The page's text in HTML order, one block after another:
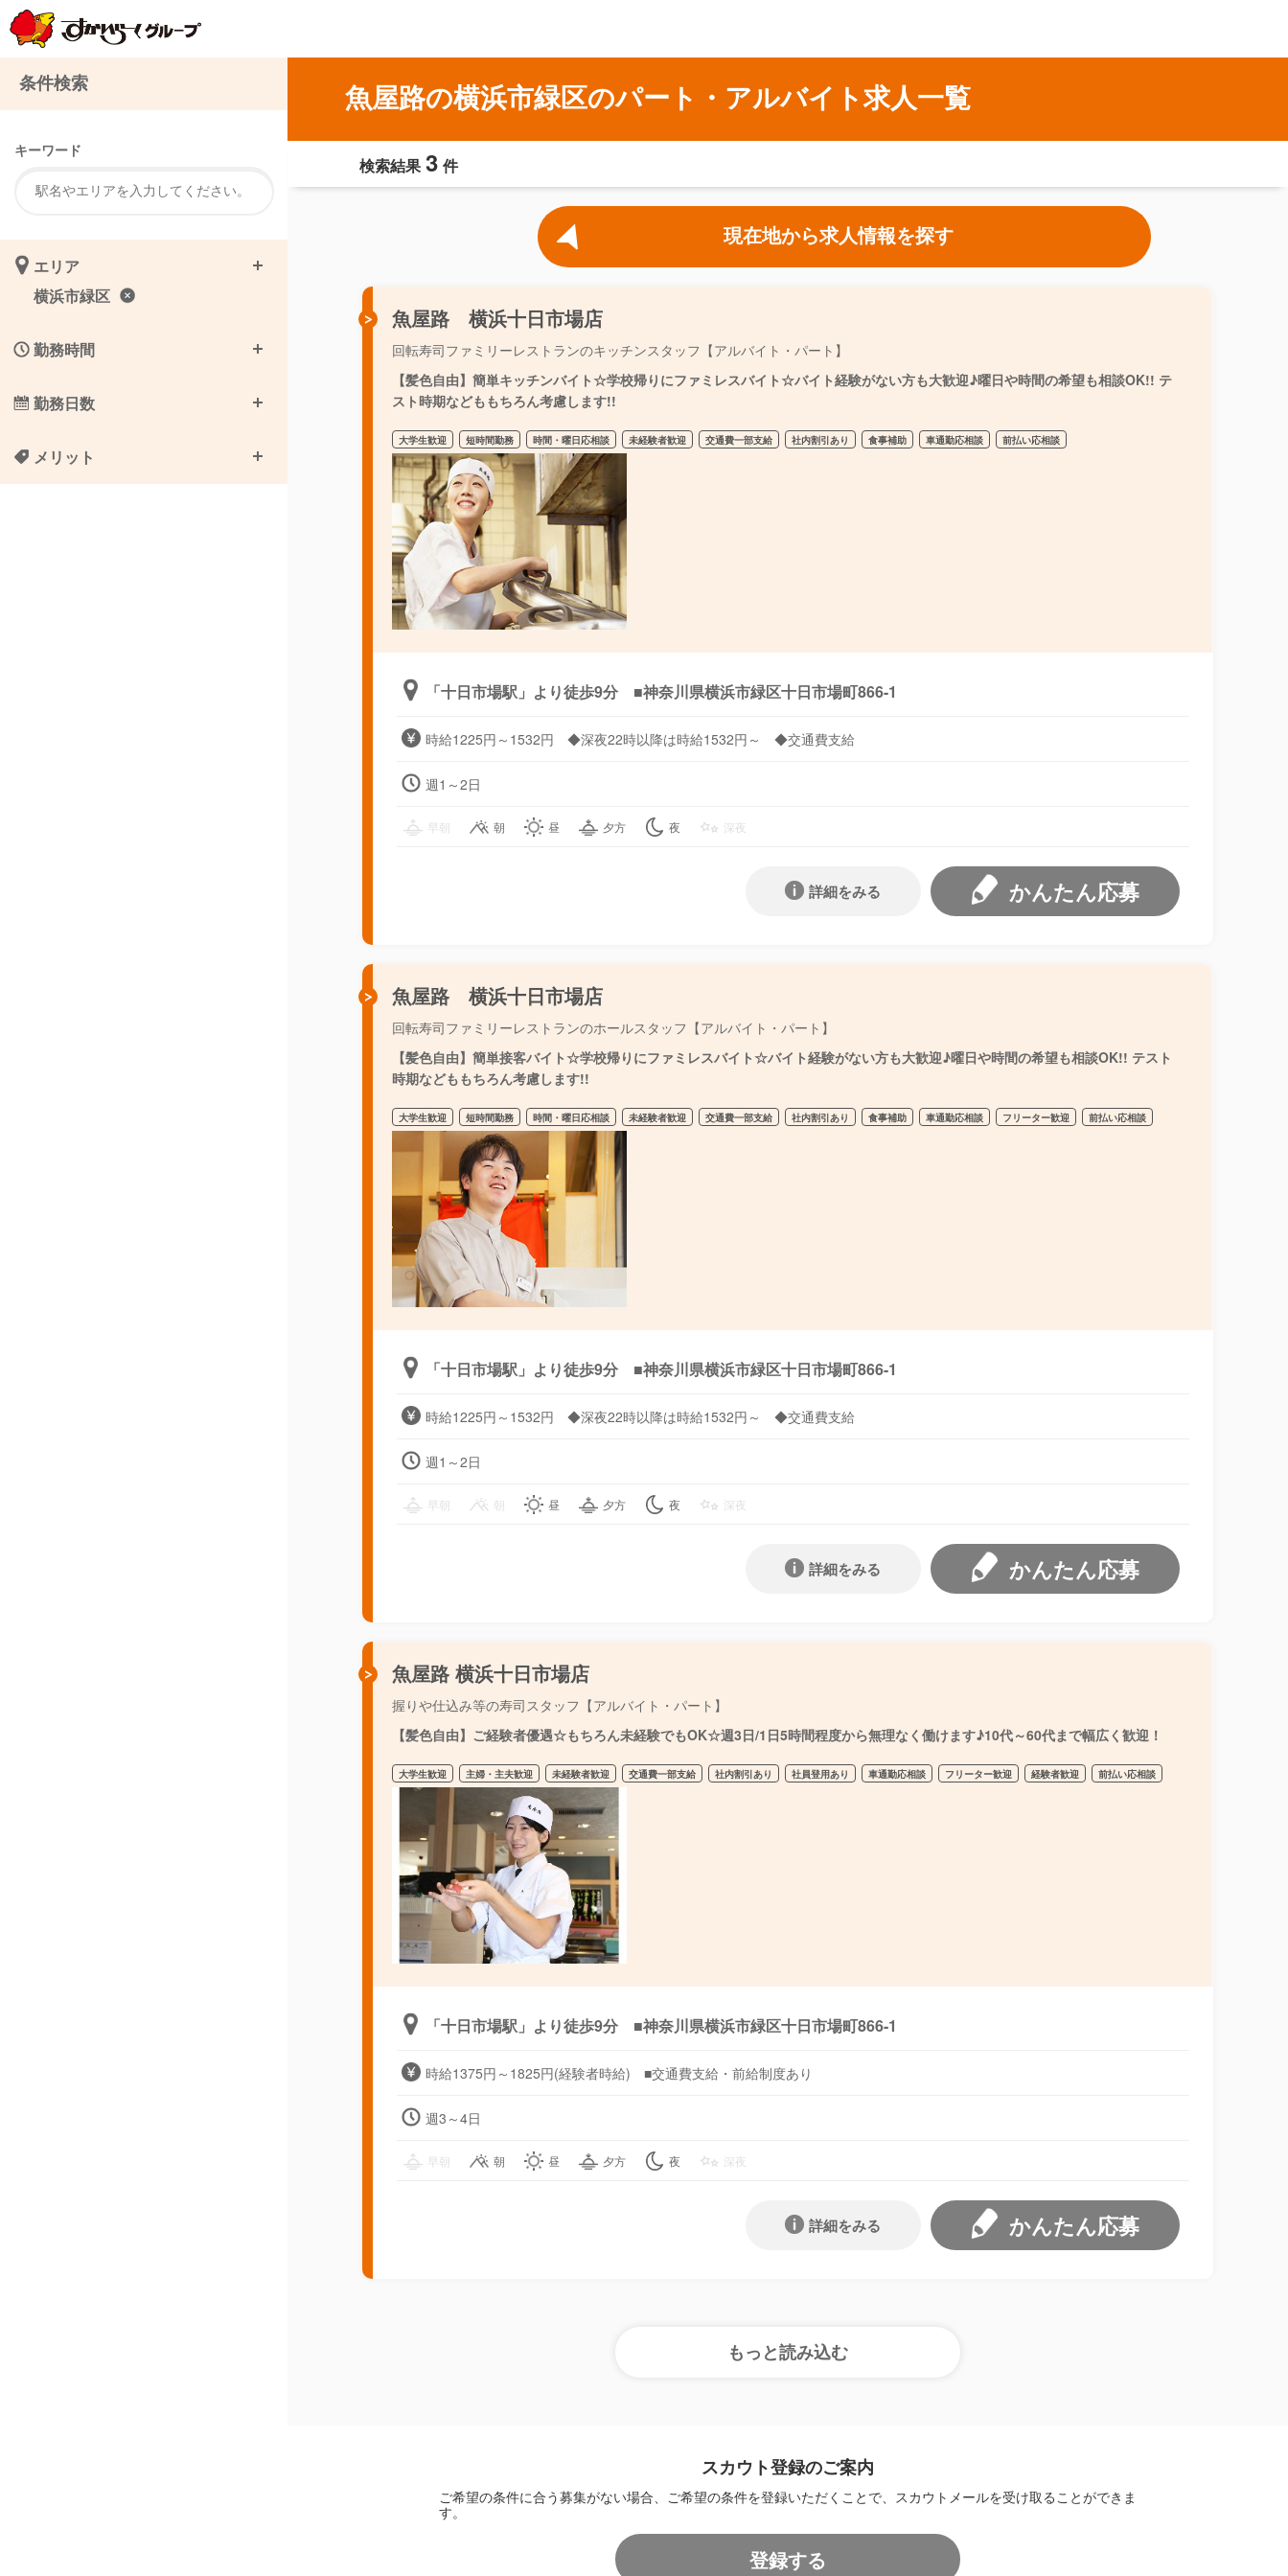
魚屋路の横浜市緑区のパート・アルバイト求人一覧
検索結果 3 件
現在地から求人情報を探す
魚屋路 横浜十日市場店
回転寿司ファミリーレストランのキッチンスタッフ【アルバイト・パート】
【髪色自由】簡単キッチンバイト☆学校帰りにファミレスバイト☆バイト経験がない方も大歓迎♪曜日や時間の希望も相談OK!! テ
スト時期などももちろん考慮します!!
大学生歓迎 短時間勤務 時間・曜日応相談 未経験者歓迎 交通費一部支給 社内割引あり 食事補助 車通勤応相談 前払い応相談
「十日市場駅」より徒歩9分 ■神奈川県横浜市緑区十日市場町866-1
時給1225円～1532円 ◆深夜22時以降は時給1532円～ ◆交通費支給
週1～2日
早朝 朝 昼 夕方 夜 深夜
かんたん応募
詳細をみる
魚屋路 横浜十日市場店
回転寿司ファミリーレストランのホールスタッフ【アルバイト・パート】
【髪色自由】簡単接客バイト☆学校帰りにファミレスバイト☆バイト経験がない方も大歓迎♪曜日や時間の希望も相談OK!! テスト
時期などももちろん考慮します!!
大学生歓迎 短時間勤務 時間・曜日応相談 未経験者歓迎 交通費一部支給 社内割引あり 食事補助 車通勤応相談 フリーター歓迎 前払い応相談
「十日市場駅」より徒歩9分 ■神奈川県横浜市緑区十日市場町866-1
時給1225円～1532円 ◆深夜22時以降は時給1532円～ ◆交通費支給
週1～2日
早朝 朝 昼 夕方 夜 深夜
かんたん応募
詳細をみる
魚屋路 横浜十日市場店
握りや仕込み等の寿司スタッフ【アルバイト・パート】
【髪色自由】ご経験者優遇☆もちろん未経験でもOK☆週3日/1日5時間程度から無理なく働けます♪10代～60代まで幅広く歓迎！
大学生歓迎 主婦・主夫歓迎 未経験者歓迎 交通費一部支給 社内割引あり 社員登用あり 車通勤応相談 フリーター歓迎 経験者歓迎 前払い応相談
「十日市場駅」より徒歩9分 ■神奈川県横浜市緑区十日市場町866-1
時給1375円～1825円(経験者時給) ■交通費支給・前給制度あり
週3～4日
早朝 朝 昼 夕方 夜 深夜
かんたん応募
詳細をみる
スカウト登録のご案内
ご希望の条件に合う募集がない場合、ご希望の条件を登録いただくことで、スカウトメールを受け取ることができま
す。
登録する
条件検索
キーワード
エリア
横浜市緑区
勤務時間
勤務日数
メリット